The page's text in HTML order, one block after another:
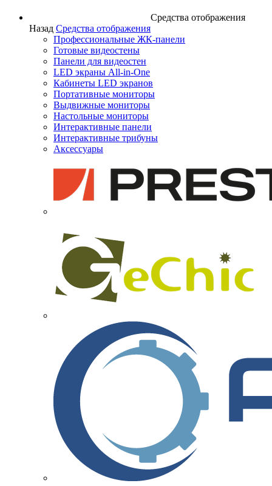
Средства отображения
Назад Средства отображения
Профессиональные ЖК-панели
Готовые видеостены
Панели для видеостен
LED экраны All-in-One
Кабинеты LED экранов
Портативные мониторы
Выдвижные мониторы
Настольные мониторы
Интерактивные панели
Интерактивные трибуны
Аксессуары